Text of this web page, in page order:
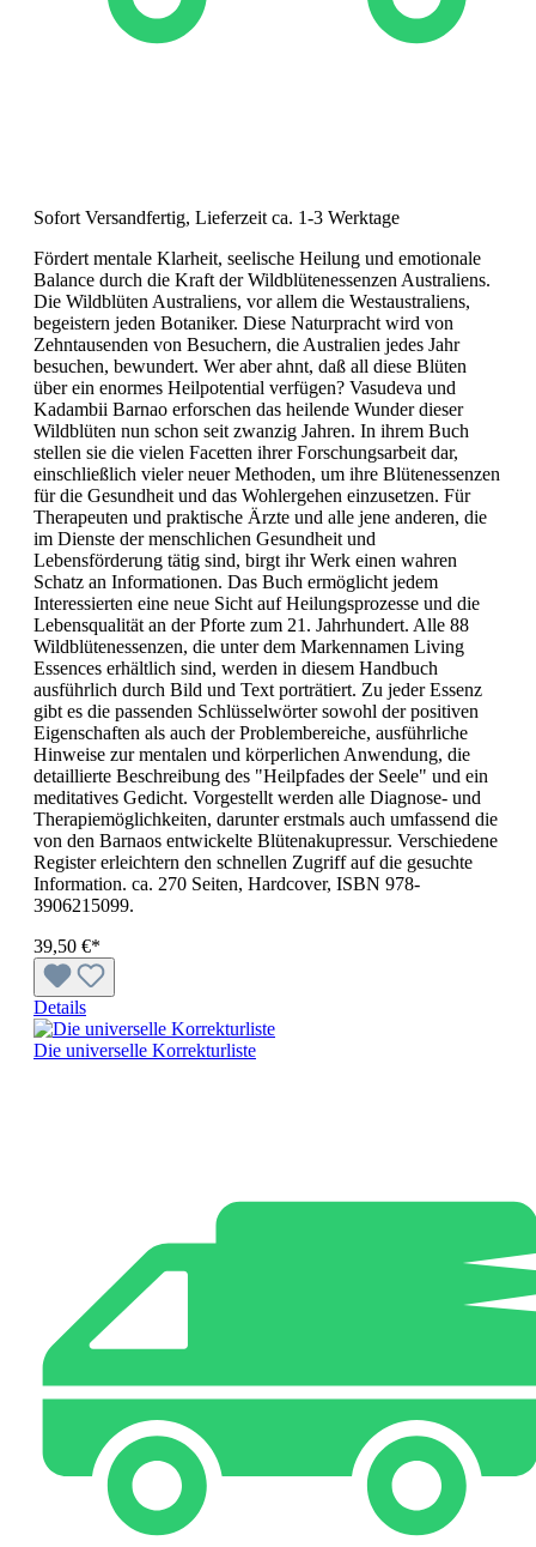
Sofort Versandfertig, Lieferzeit ca. 1-3 Werktage
Fördert mentale Klarheit, seelische Heilung und emotionale
Balance durch die Kraft der Wildblütenessenzen Australiens.
Die Wildblüten Australiens, vor allem die Westaustraliens,
begeistern jeden Botaniker. Diese Naturpracht wird von
Zehntausenden von Besuchern, die Australien jedes Jahr
besuchen, bewundert. Wer aber ahnt, daß all diese Blüten
über ein enormes Heilpotential verfügen? Vasudeva und
Kadambii Barnao erforschen das heilende Wunder dieser
Wildblüten nun schon seit zwanzig Jahren. In ihrem Buch
stellen sie die vielen Facetten ihrer Forschungsarbeit dar,
einschließlich vieler neuer Methoden, um ihre Blütenessenzen
für die Gesundheit und das Wohlergehen einzusetzen. Für
Therapeuten und praktische Ärzte und alle jene anderen, die
im Dienste der menschlichen Gesundheit und
Lebensförderung tätig sind, birgt ihr Werk einen wahren
Schatz an Informationen. Das Buch ermöglicht jedem
Interessierten eine neue Sicht auf Heilungsprozesse und die
Lebensqualität an der Pforte zum 21. Jahrhundert. Alle 88
Wildblütenessenzen, die unter dem Markennamen Living
Essences erhältlich sind, werden in diesem Handbuch
ausführlich durch Bild und Text porträtiert. Zu jeder Essenz
gibt es die passenden Schlüsselwörter sowohl der positiven
Eigenschaften als auch der Problembereiche, ausführliche
Hinweise zur mentalen und körperlichen Anwendung, die
detaillierte Beschreibung des "Heilpfades der Seele" und ein
meditatives Gedicht. Vorgestellt werden alle Diagnose- und
Therapiemöglichkeiten, darunter erstmals auch umfassend die
von den Barnaos entwickelte Blütenakupressur. Verschiedene
Register erleichtern den schnellen Zugriff auf die gesuchte
Information. ca. 270 Seiten, Hardcover, ISBN 978-
3906215099.
39,50 €*
Details
Die universelle Korrekturliste